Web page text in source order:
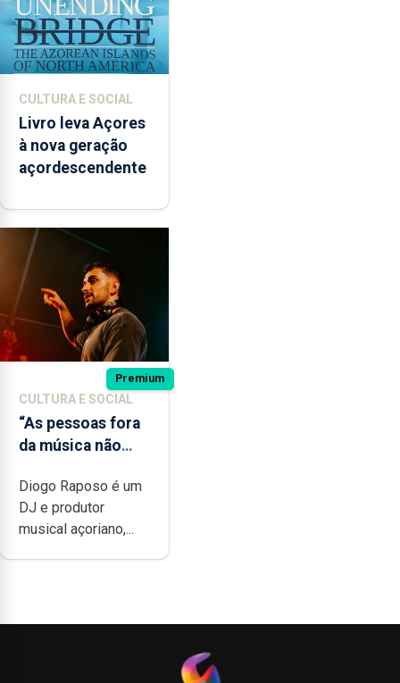
CULTURA E SOCIAL
Livro leva Açores
à nova geração
açordescendente
Premium
CULTURA E SOCIAL
“As pessoas fora
da música não
quão difícil é
produzir uma
música”
Diogo Raposo é um
DJ e produtor
musical açoriano,...